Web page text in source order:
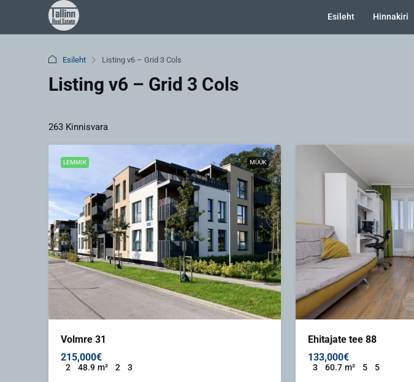
Esileht Hinnakiri
Esileht Listing v6 – Grid 3 Cols
Listing v6 – Grid 3 Cols
263 Kinnisvara
LEMMIK MÜÜK
Volmre 31
215,000€
2 48.9 m² 2 3
Ehitajate tee 88
133,000€
3 60.7 m² 5 5